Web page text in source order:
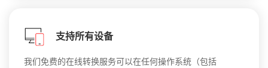
支持所有设备
我们免费的在线转换服务可以在任何操作系统（包括